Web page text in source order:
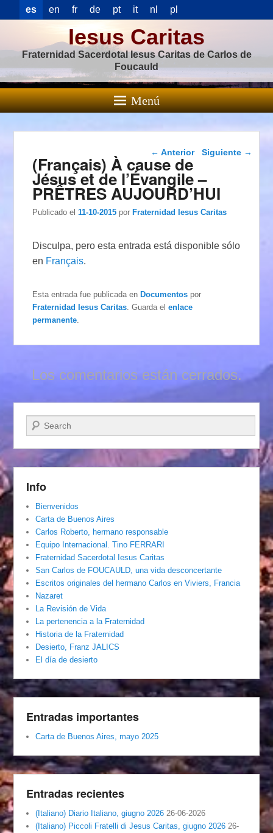
es en fr de pt it nl pl
Iesus Caritas
Fraternidad Sacerdotal Iesus Caritas de Carlos de
Foucauld
Menú
Navegación de
entradas
← Anterior Siguiente →
(Français) À cause de
Jésus et de l’Évangile –
PRÊTRES AUJOURD’HUI
Publicado el 11-10-2015 porFraternidad Iesus Caritas
Disculpa, pero esta entrada está disponible sólo
en Français.
Esta entrada fue publicada enDocumentos por
Fraternidad Iesus Caritas . Guarda elenlace
permanente
Los comentarios están cerrados.
Buscar
Info
Bienvenidos
Carta de Buenos Aires
Carlos Roberto, hermano responsable
Equipo Internacional. Tino FERRARI
Fraternidad Sacerdotal Iesus Caritas
San Carlos de FOUCAULD, una vida desconcertante
Escritos originales del hermano Carlos en Viviers, Francia
Nazaret
La Revisión de Vida
La pertenencia a la Fraternidad
Historia de la Fraternidad
Desierto, Franz JALICS
El día de desierto
Entradas importantes
Carta de Buenos Aires, mayo 2025
Entradas recientes
(Italiano) Diario Italiano, giugno 2026 26-06-2026
(Italiano) Piccoli Fratelli di Jesus Caritas, giugno 2026 26-